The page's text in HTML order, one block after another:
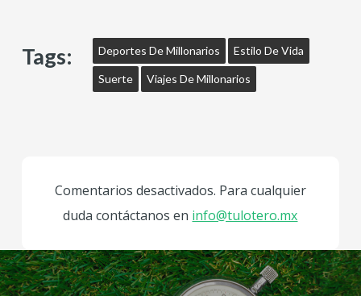
Tags: Deportes De Millonarios Estilo De Vida
Suerte Viajes De Millonarios
Comentarios desactivados. Para cualquier
duda contáctanos en info@tulotero.mx